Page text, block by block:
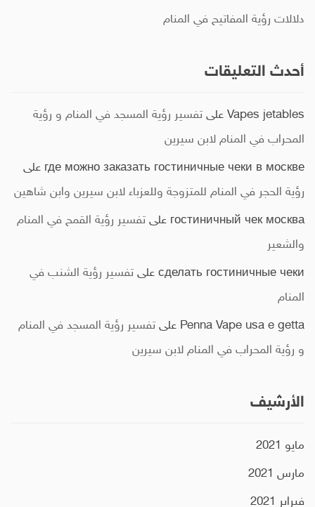
دلالات رؤية المفاتيح في المنام
أحدث التعليقات
Vapes jetables على تفسير رؤية المسجد في المنام و رؤية
المحراب في المنام لابن سيرين
где можно заказать гостиничные чеки в москве على
رؤية الحجر في المنام للمتزوجة وللعزباء لابن سيرين وابن شاهين
гостиничный чек москва على تفسير رؤية القمح في المنام
والشعير
сделать гостиничные чеки على تفسير رؤية الشنب في
المنام
Penna Vape usa e getta على تفسير رؤية المسجد في المنام
و رؤية المحراب في المنام لابن سيرين
الأرشيف
مايو 2021
مارس 2021
فبراير 2021